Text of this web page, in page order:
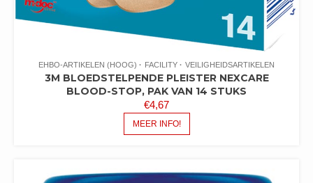
EHBO-ARTIKELEN (HOOG) FACILITY VEILIGHEIDSARTIKELEN
3M BLOEDSTELPENDE PLEISTER NEXCARE
BLOOD-STOP, PAK VAN 14 STUKS
€4,67
MEER INFO!